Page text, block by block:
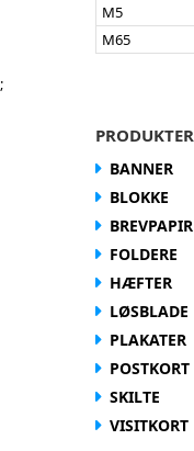
M5
M65
;
PRODUKTER
BANNER
BLOKKE
BREVPAPIR
FOLDERE
HÆFTER
LØSBLADE
PLAKATER
POSTKORT
SKILTE
VISITKORT